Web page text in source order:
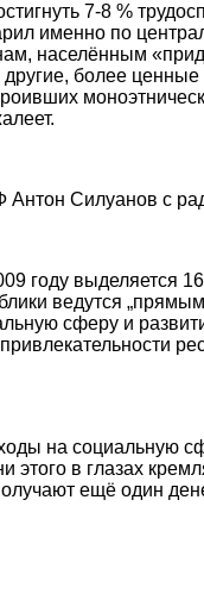
7-8 %
именно по
населённым
более
Силуанов с
году выделяется
ведутся „прямым
сферу и
на социальную
этого в глазах
ещё один